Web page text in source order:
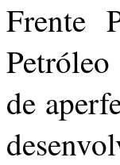
Frente
de